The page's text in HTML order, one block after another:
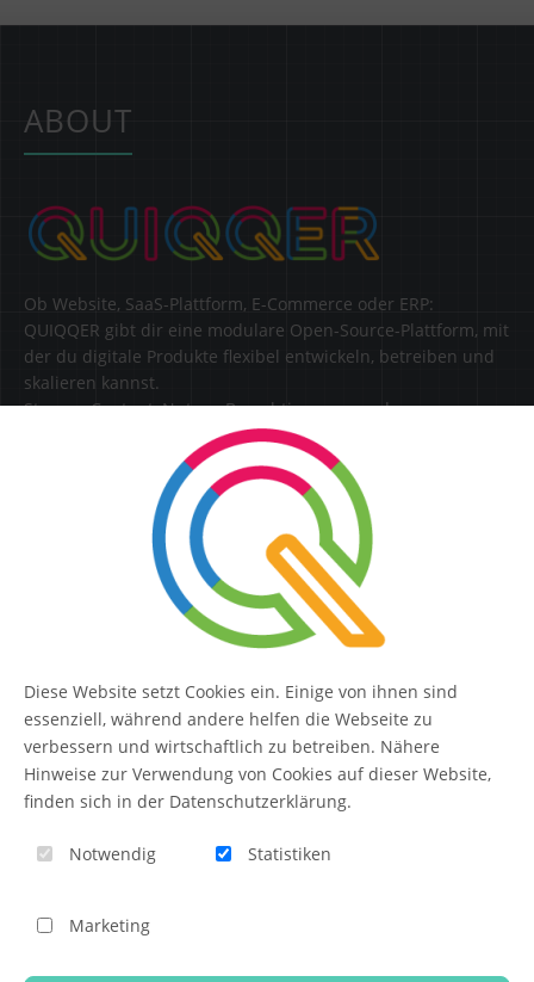
ABOUT
Ob Website, SaaS-Plattform, E-Commerce oder ERP:
QUIQQER gibt dir eine modulare Open-Source-Plattform, mit
der du digitale Produkte flexibel entwickeln, betreiben und
skalieren kannst.
Steuere Content, Nutzer, Berechtigungen und
Erweiterungen zentral in einer Lösung.
QUIQQER
Themen-Übersicht
Impressum
Diese Website setzt Cookies ein. Einige von ihnen sind
essenziell, während andere helfen die Webseite zu
verbessern und wirtschaftlich zu betreiben. Nähere
Hinweise zur Verwendung von Cookies auf dieser Website,
finden sich in der Datenschutzerklärung.
Notwendig Statistiken
Marketing